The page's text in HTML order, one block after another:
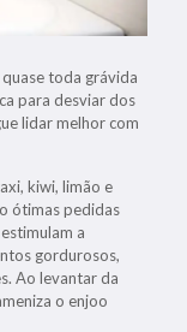
toda grávida
para desviar dos
lidar melhor com
kiwi, limão e
ótimas pedidas
a
gordurosos,
Ao levantar da
o enjoo